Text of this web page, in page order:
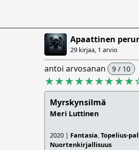
Apaattinen
29 kirjaa, 1 arvio
antoi arvosanan 9 / 10
★★★★★★★★★
Myrskynsilmä
Meri Luttinen
2020 | Fantasia,Topelius-
Nuortenkirjallisuus